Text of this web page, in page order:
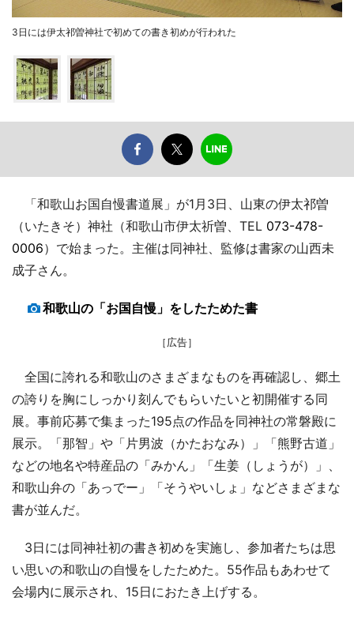
3日には伊太祁曽神社で初めての書き初めが行われた
「和歌山お国自慢書道展」が1月3日、山東の伊太祁曽
（いたきそ）神社（和歌山市伊太祈曽、TEL 073-478-
0006）で始まった。主催は同神社、監修は書家の山西未
成子さん。
和歌山の「お国自慢」をしたためた書
［広告］
全国に誇れる和歌山のさまざまなものを再確認し、郷土
の誇りを胸にしっかり刻んでもらいたいと初開催する同
展。事前応募で集まった195点の作品を同神社の常磐殿に
展示。「那智」や「片男波（かたおなみ）」「熊野古道」
などの地名や特産品の「みかん」「生姜（しょうが）」、
和歌山弁の「あっでー」「そうやいしょ」などさまざまな
書が並んだ。
3日には同神社初の書き初めを実施し、参加者たちは思
い思いの和歌山の自慢をしたためた。55作品もあわせて
会場内に展示され、15日におたき上げする。